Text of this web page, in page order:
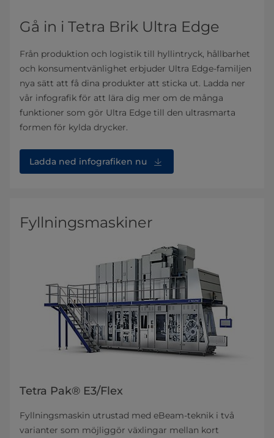
Gå in i Tetra Brik Ultra Edge
Från produktion och logistik till hyllintryck, hållbarhet
och konsumentvänlighet erbjuder Ultra Edge-familjen
nya sätt att få dina produkter att sticka ut. Ladda ner
vår infografik för att lära dig mer om de många
funktioner som gör Ultra Edge till den ultrasmarta
formen för kylda drycker.
Ladda ned infografiken nu
Fyllningsmaskiner
Tetra Pak® E3/Flex
Fyllningsmaskin utrustad med eBeam-teknik i två
varianter som möjliggör växlingar mellan kort